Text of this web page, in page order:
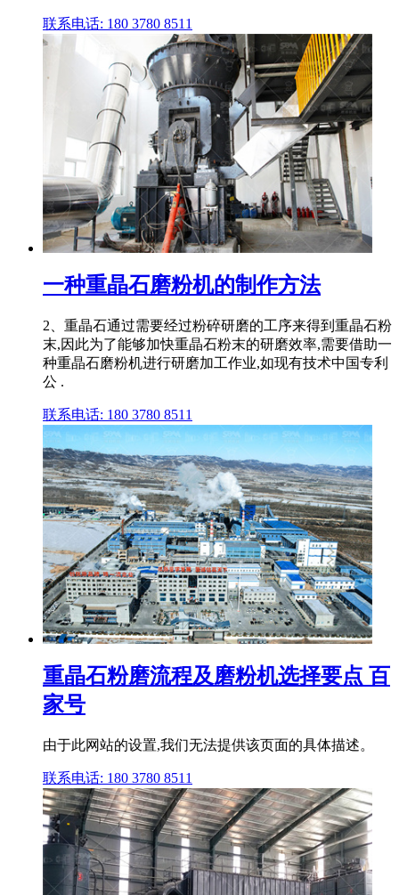
联系电话: 180 3780 8511
一种重晶石磨粉机的制作方法
2、重晶石通过需要经过粉碎研磨的工序来得到重晶石粉
末,因此为了能够加快重晶石粉末的研磨效率,需要借助一
种重晶石磨粉机进行研磨加工作业,如现有技术中国专利
公 .
联系电话: 180 3780 8511
重晶石粉磨流程及磨粉机选择要点 百
家号
由于此网站的设置,我们无法提供该页面的具体描述。
联系电话: 180 3780 8511